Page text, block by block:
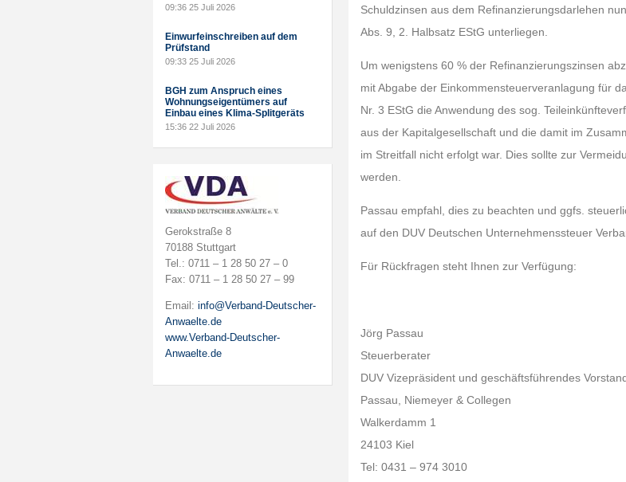
09:36 25 Juli 2026
Einwurfeinschreiben auf dem
Prüfstand
09:33 25 Juli 2026
BGH zum Anspruch eines
Wohnungseigentümers auf
Einbau eines Klima-Splitgeräts
15:36 22 Juli 2026
Gerokstraße 8
70188 Stuttgart
Tel.: 0711 – 1 28 50 27 – 0
Fax: 0711 – 1 28 50 27 – 99
Email: info@Verband-Deutscher-
Anwaelte.de
www.Verband-Deutscher-
Anwaelte.de
Schuldzinsen aus dem Refinanzierungsdarlehen
Abs. 9, 2. Halbsatz EStG unterliegen.
Um wenigstens 60 % der Refinanzierungszinsen
mit Abgabe der Einkommensteuerveranlagung für
Nr. 3 EStG die Anwendung des sog.
aus der Kapitalgesellschaft und die damit im
im Streitfall nicht erfolgt war. Dies sollte zur
werden.
Passau empfahl, dies zu beachten und ggfs.
auf den DUV Deutschen Unternehmenssteuer
Für Rückfragen steht Ihnen zur Verfügung:
Jörg Passau
Steuerberater
DUV Vizepräsident und geschäftsführendes
Passau, Niemeyer & Collegen
Walkerdamm 1
24103 Kiel
Tel: 0431 – 974 3010